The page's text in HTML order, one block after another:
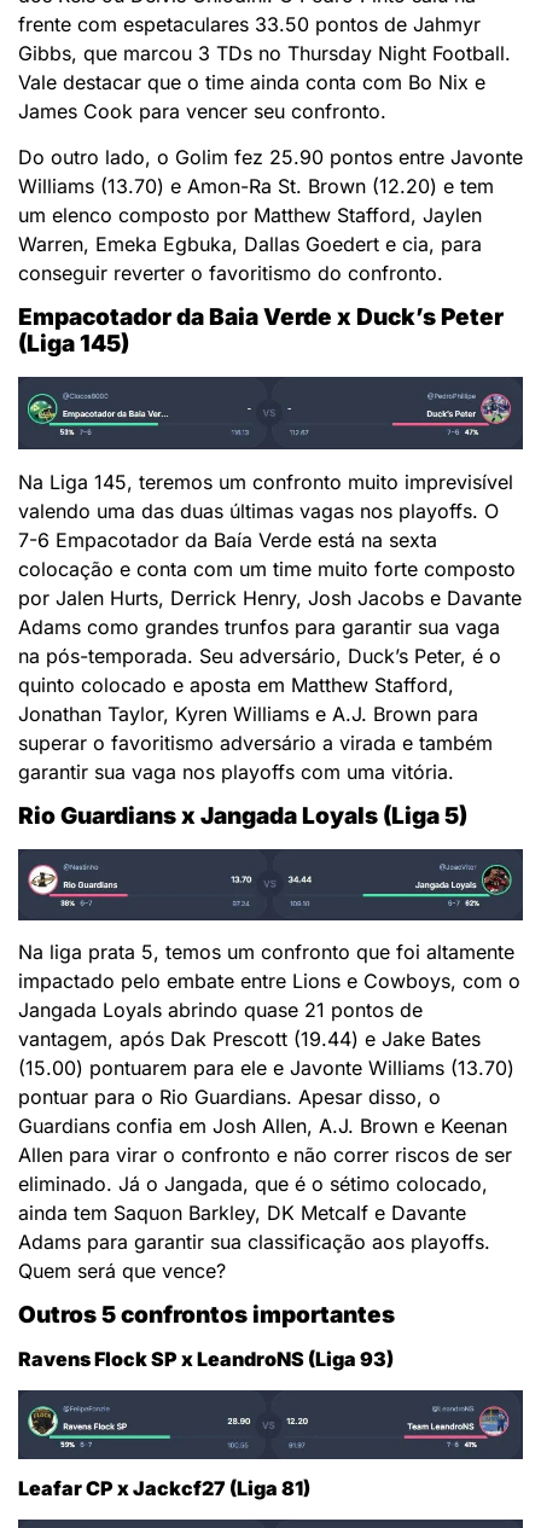
frente com espetaculares 33.50 pontos de Jahmyr
Gibbs, que marcou 3 TDs no Thursday Night Football.
Vale destacar que o time ainda conta com Bo Nix e
James Cook para vencer seu confronto.
Do outro lado, o Golim fez 25.90 pontos entre Javonte
Williams (13.70) e Amon-Ra St. Brown (12.20) e tem
um elenco composto por Matthew Stafford, Jaylen
Warren, Emeka Egbuka, Dallas Goedert e cia, para
conseguir reverter o favoritismo do confronto.
Empacotador da Baia Verde x Duck’s Peter
(Liga 145)
Na Liga 145, teremos um confronto muito imprevisível
valendo uma das duas últimas vagas nos playoffs. O
7-6 Empacotador da Baía Verde está na sexta
colocação e conta com um time muito forte composto
por Jalen Hurts, Derrick Henry, Josh Jacobs e Davante
Adams como grandes trunfos para garantir sua vaga
na pós-temporada. Seu adversário, Duck’s Peter, é o
quinto colocado e aposta em Matthew Stafford,
Jonathan Taylor, Kyren Williams e A.J. Brown para
superar o favoritismo adversário a virada e também
garantir sua vaga nos playoffs com uma vitória.
Rio Guardians x Jangada Loyals (Liga 5)
Na liga prata 5, temos um confronto que foi altamente
impactado pelo embate entre Lions e Cowboys, com o
Jangada Loyals abrindo quase 21 pontos de
vantagem, após Dak Prescott (19.44) e Jake Bates
(15.00) pontuarem para ele e Javonte Williams (13.70)
pontuar para o Rio Guardians. Apesar disso, o
Guardians confia em Josh Allen, A.J. Brown e Keenan
Allen para virar o confronto e não correr riscos de ser
eliminado. Já o Jangada, que é o sétimo colocado,
ainda tem Saquon Barkley, DK Metcalf e Davante
Adams para garantir sua classificação aos playoffs.
Quem será que vence?
Outros 5 confrontos importantes
Ravens Flock SP x LeandroNS (Liga 93)
Leafar CP x Jackcf27 (Liga 81)